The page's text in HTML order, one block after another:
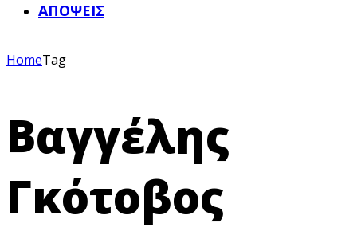
ΑΠΌΨΕΙΣ
HomeTag
Βαγγέλης
Γκότοβος